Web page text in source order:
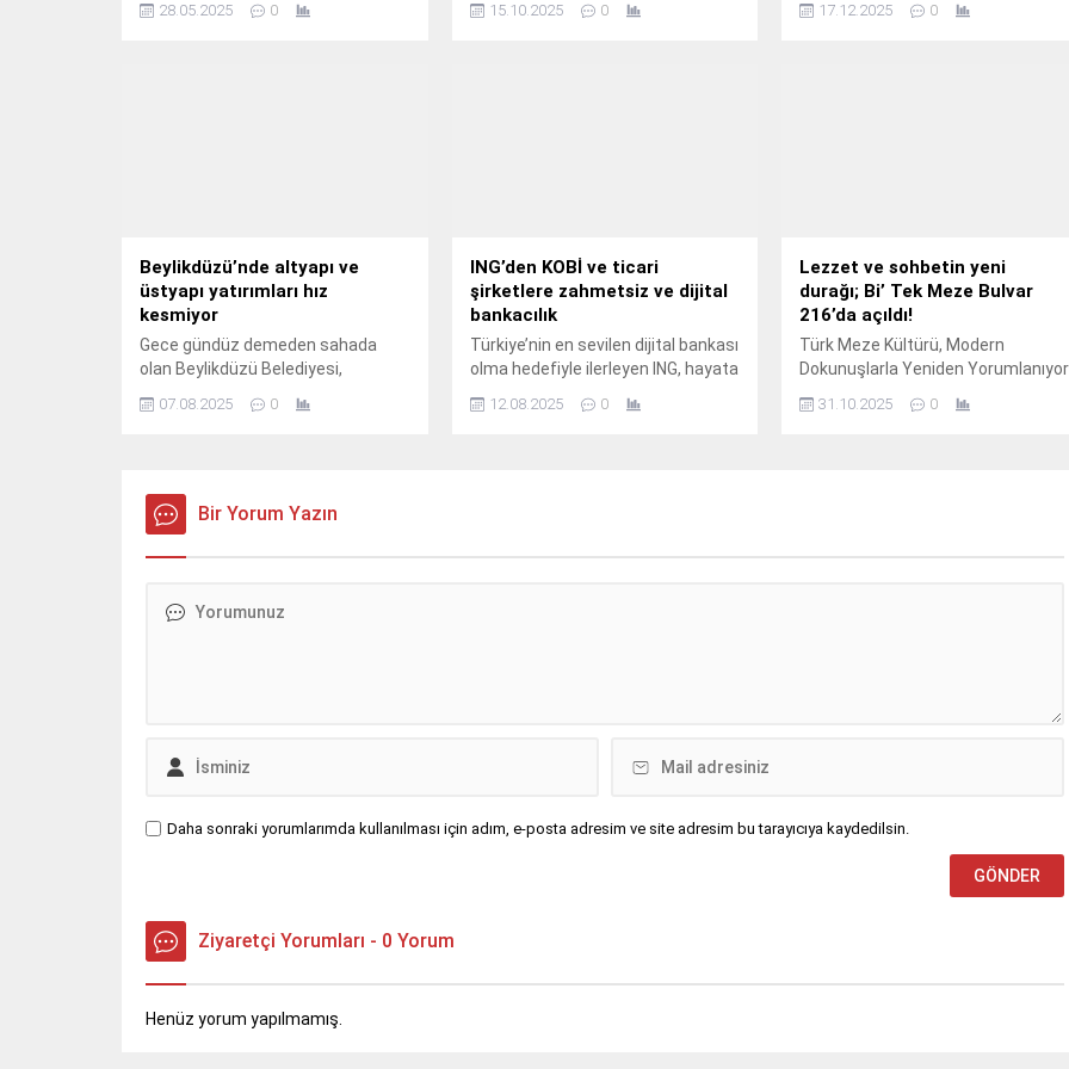
28.05.2025 0
ilçelerde eğitimlere başladı.
15.10.2025 0
Didim ilçesinde yürütülen altyapı
17.12.2025 0
Beylikdüzü’nde altyapı ve
üstyapı yatırımları hız
kesmiyor
Gece gündüz demeden sahada
olan Beylikdüzü Belediyesi,
çalışmalarıyla ilçedeki kent
07.08.2025 0
ING’den KOBİ ve ticari
şirketlere zahmetsiz ve dijital
bankacılık
Türkiye’nin en sevilen dijital bankası
olma hedefiyle ilerleyen ING, hayata
ticari şirketler için bankacılığı
12.08.2025 0
Lezzet ve sohbetin yeni
durağı; Bi’ Tek Meze Bulvar
216’da açıldı!
Türk Meze Kültürü, Modern
Dokunuşlarla Yeniden Yorumlanıyor
restoranları, kafeleri ve Nefes
31.10.2025 0
Bir Yorum Yazın
Daha sonraki yorumlarımda kullanılması için adım, e-posta adresim ve site adresim bu tarayıcıya kaydedilsin.
Ziyaretçi Yorumları - 0 Yorum
Henüz yorum yapılmamış.